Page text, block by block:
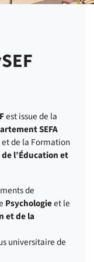
est issue de la
SEFA
et de la Formation
l’Éducation et
de
Psychologieet le
et de la
universitaire de